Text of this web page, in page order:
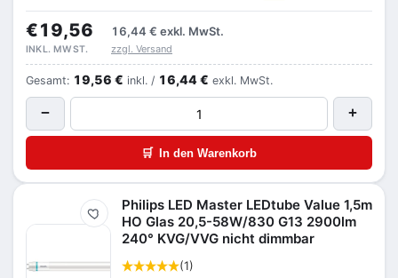
€19,56 16,44 € exkl. MwSt.
INKL. MWST. zzgl. Versand
Gesamt: 19,56 € inkl. / 16,44 € exkl. MwSt.
− +
🛒 In den Warenkorb
Merken
Philips LED Master LEDtube Value 1,5m
HO Glas 20,5-58W/830 G13 2900lm
240° KVG/VVG nicht dimmbar
(1)